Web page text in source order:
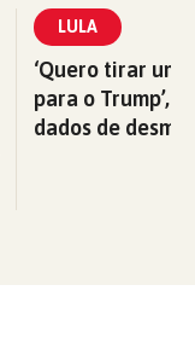
LULA
‘Quero tirar
para o Trump’,
dados de